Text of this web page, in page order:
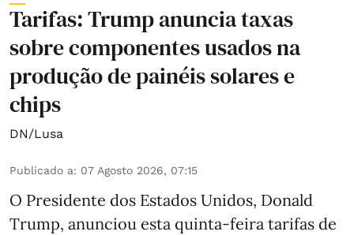
Tarifas: Trump anuncia taxas
sobre componentes usados na
produção de painéis solares e
chips
DN/Lusa
Publicado a: 07 Agosto 2026, 07:15
O Presidente dos Estados Unidos, Donald
Trump, anunciou esta quinta-feira tarifas de